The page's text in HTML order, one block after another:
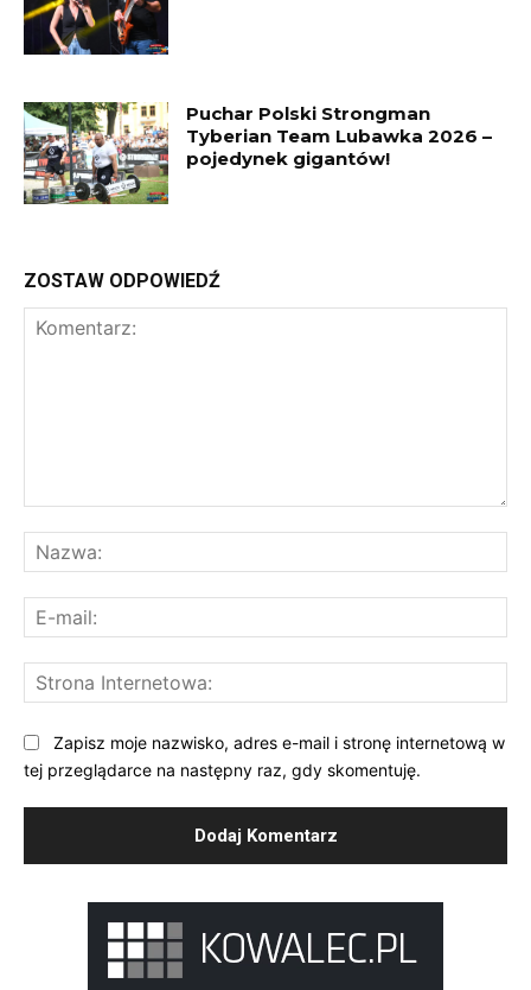
Puchar Polski Strongman
Tyberian Team Lubawka 2026 –
pojedynek gigantów!
ZOSTAW ODPOWIEDŹ
Zapisz moje nazwisko, adres e-mail i stronę internetową w
tej przeglądarce na następny raz, gdy skomentuję.